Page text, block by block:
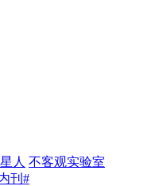
人 不客观实验室
刊#